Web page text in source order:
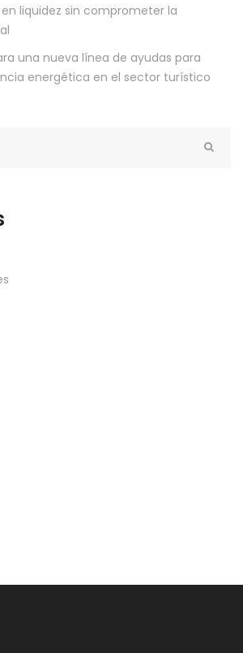
liquidez sin comprometer la
una nueva línea de ayudas para
energética en el sector turístico